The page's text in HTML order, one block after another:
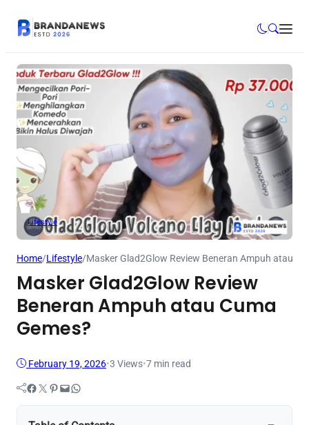
Lifestyle
Home/Lifestyle/Masker Glad2Glow Review Beneran Ampuh atau
Masker Glad2Glow Review
Beneran Ampuh atau Cuma
Gemes?
February 19, 2026•3 Views•7 min read
Facebook Twitter Pinterest Mail WhatsApp